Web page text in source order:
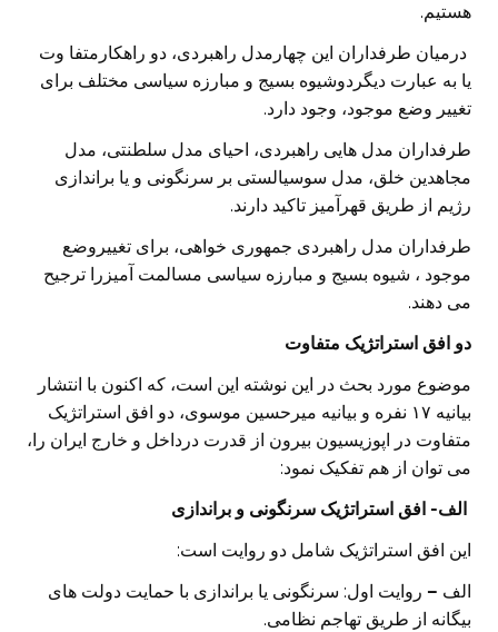
هستیم.
درمیان طرفداران این چهارمدل راهبردی، دو راهکارمتفا وت
یا به عبارت دیگردوشیوه بسیج و مبارزه سیاسی مختلف برای
تغییر وضع موجود، وجود دارد.
طرفداران مدل هایی راهبردی، احیای مدل سلطنتی، مدل
مجاهدین خلق، مدل سوسیالستی بر سرنگونی و یا براندازی
رژیم از طریق قهرآمیز تاکید دارند.
طرفداران مدل راهبردی جمهوری خواهی، برای تغییروضع
موجود ، شیوه بسیج و مبارزه سیاسی مسالمت آمیزرا ترجیح
می دهند.
دو افق استراتژیک متفاوت
موضوع مورد بحث در این نوشته این است، که اکنون با انتشار
بیانیه ۱۷ نفره و بیانیه میرحسین موسوی، دو افق استراتژیک
متفاوت در اپوزیسیون بیرون از قدرت درداخل و خارج ایران را،
می توان از هم تفکیک نمود:
الف- افق استراتژیک سرنگونی و براندازی
این افق استراتژیک شامل دو روایت است:
الف – روایت اول: سرنگونی یا براندازی با حمایت دولت های
بیگانه از طریق تهاجم نظامی.